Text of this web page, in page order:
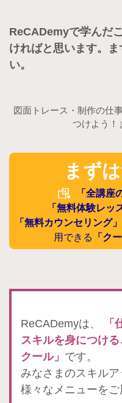
ReCADemyで学んだ
ければと思います。ま
い。
図面トレース・制作の仕
つけよう！
まず
「全講座
「無料体験レッ
「無料カウンセリング」
用できる
「ク
ReCADemyは、
スキルを身につけ
クール」 です。
みなさまのスキル
様々なメニューをご